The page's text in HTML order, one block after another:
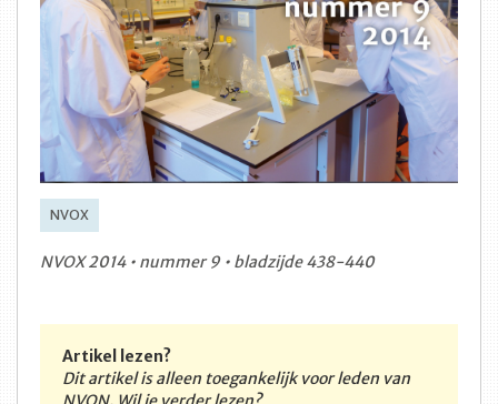
NVOX
NVOX 2014 • nummer 9 • bladzijde 438-440
Artikel lezen?
Dit artikel is alleen toegankelijk voor leden van